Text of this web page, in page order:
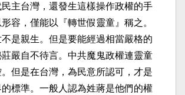
主台灣，還發生這樣操作政權的手
容，僅能以『轉世假靈童』稱之。
是親生。但是要能經過相當嚴格的
嚴自不待言。中共魔鬼政權連靈童
但是在台灣，為民意所認可，才是
標準。一般人認為姓蔣是他們的權